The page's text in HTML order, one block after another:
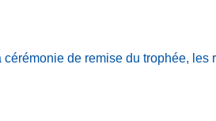
cérémonie de remise du trophée, les